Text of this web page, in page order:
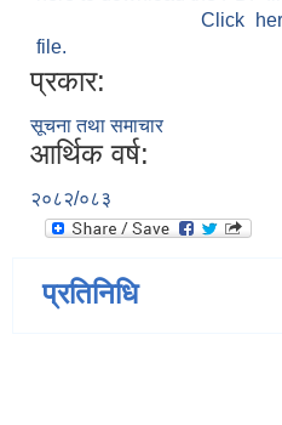
Click
file.
प्रकार:
सूचना तथा समाचार
आर्थिक वर्ष:
२०८२/०८३
प्रतिनिधि